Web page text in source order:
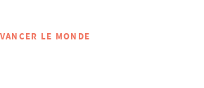
LE MONDE